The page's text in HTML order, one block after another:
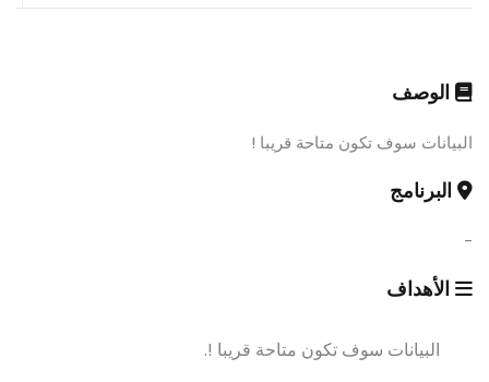
الوصف
البيانات سوف تكون متاحة قريبا !
البرنامج
-
الأهداف
البيانات سوف تكون متاحة قريبا !.